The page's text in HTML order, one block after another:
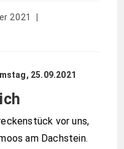
2021
25.09.2021
vor uns,
am Dachstein.